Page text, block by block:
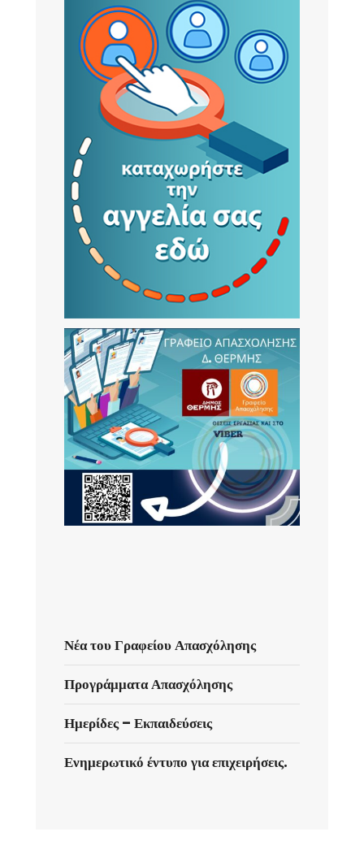
Νέα του Γραφείου Απασχόλησης
Προγράμματα Απασχόλησης
Ημερίδες – Εκπαιδεύσεις
Ενημερωτικό έντυπο για επιχειρήσεις.